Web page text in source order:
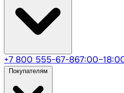
+7 800 555-67-86